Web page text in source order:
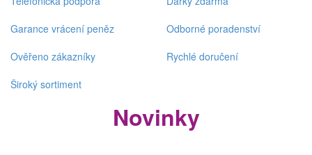
Garance vrácení peněz
Odborné poradenství
Ověřeno zákazníky
Rychlé doručení
Široký sortiment
Novinky